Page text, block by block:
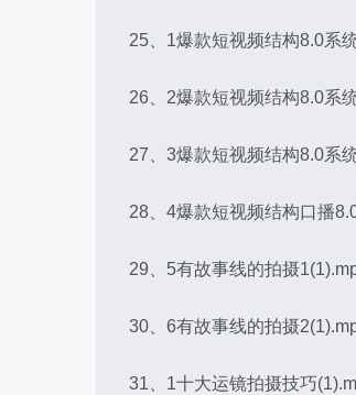
25、1爆款短视频结构8.0系
26、2爆款短视频结构8.0系
27、3爆款短视频结构8.0系
28、4爆款短视频结构口播
29、5有故事线的拍摄
30、6有故事线的拍摄
31、1十大运镜拍摄技巧